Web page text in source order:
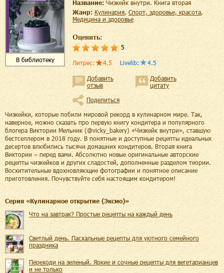
В библиотеку
Название: Чизкейк внутри. Книга вторая
Жанр:
кулинария, спорт, здоровье, красота,
медицина и здоровье
Оценить:
5
Литрес: 4.5 Livelib: 4.5
Добавить
отзыв
Добавить
цитату
Поделиться
Чизкейки, которые побили мировой рекорд в кулинарном мире. Так,
наверное, можно сказать про первую книгу кондитера и популярного
блогера Виктории Мельник (@vicky_bakery) «Чизкейк внутри», ставшую
бестселлером в 2018 году. В понятные и доступные рецепты идеальных
десертов влюбились тысячи домашних кондитеров. Вторая книга
Виктории – перед вами. Абсолютно новые оригинальные авторские
рецепты чизкейков и других сладостей, дополненные разделом теории.
Восхитительные вдохновляющие фотографии и понятное описание
приготовления. Почувствуйте себя настоящим кондитером!
Cерия «Кулинарное открытие (Эксмо)»
Что на завтрак? Простые рецепты на каждый день
Светлый день. Пасхальные рецепты для уютного семейного
праздника
Переходи на зеленый. Яркие и сочные рецепты для вегетарианцев
и не только